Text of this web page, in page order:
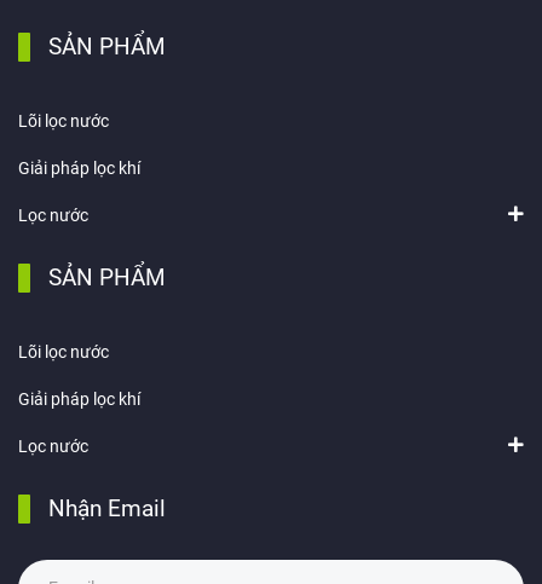
SẢN PHẨM
Lõi lọc nước
Giải pháp lọc khí
Lọc nước
SẢN PHẨM
Lõi lọc nước
Giải pháp lọc khí
Lọc nước
Nhận Email